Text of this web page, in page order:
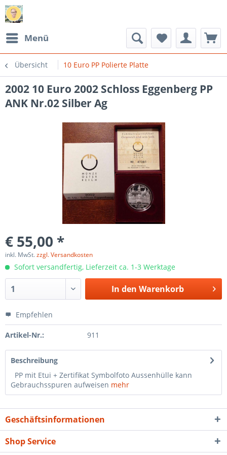
Menü
Übersicht 10 Euro PP Polierte Platte
2002 10 Euro 2002 Schloss Eggenberg PP
ANK Nr.02 Silber Ag
€ 55,00 *
inkl. MwSt.zzgl. Versandkosten
Sofort versandfertig, Lieferzeit ca. 1-3 Werktage
In den Warenkorb
Empfehlen
Artikel-Nr.: 911
Beschreibung
PP mit Etui + Zertifikat Symbolfoto Aussenhülle kann
Gebrauchsspuren aufweisen mehr
Geschäftsinformationen
Shop Service